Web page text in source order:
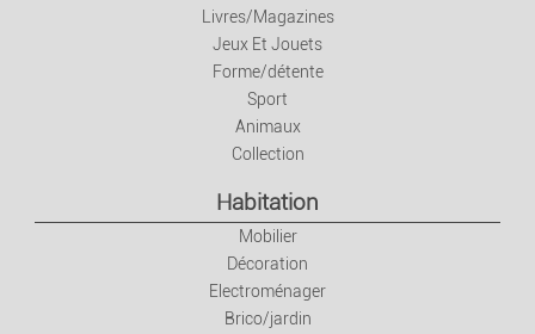
Livres/Magazines
Jeux Et Jouets
Forme/détente
Sport
Animaux
Collection
Habitation
Mobilier
Décoration
Electroménager
Brico/jardin